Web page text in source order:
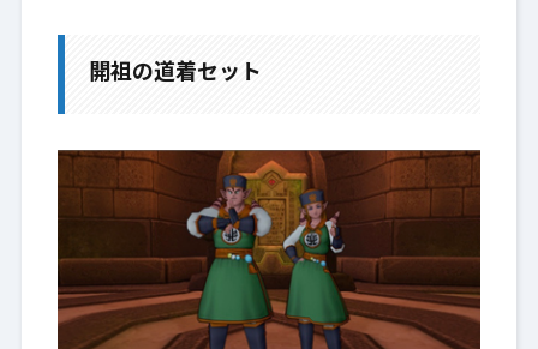
開祖の道着セット